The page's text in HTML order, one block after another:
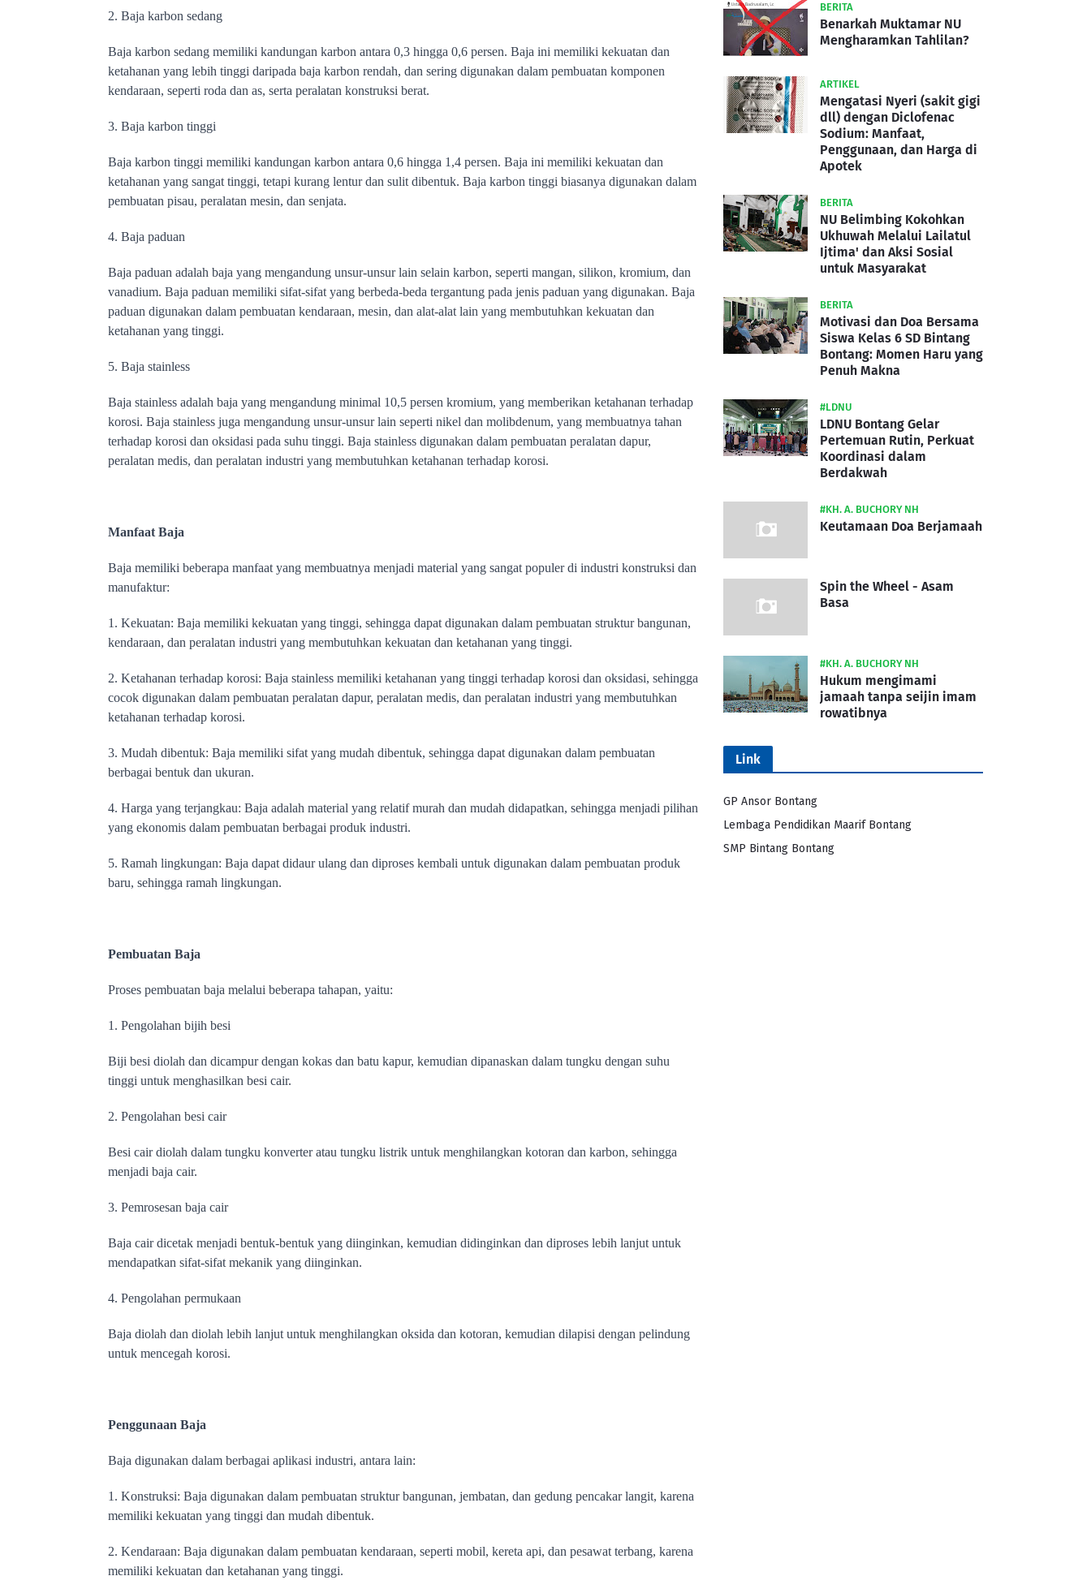
2. Baja karbon sedang
Baja karbon sedang memiliki kandungan karbon antara 0,3 hingga 0,6 persen. Baja ini memiliki kekuatan dan
ketahanan yang lebih tinggi daripada baja karbon rendah, dan sering digunakan dalam pembuatan komponen
kendaraan, seperti roda dan as, serta peralatan konstruksi berat.
3. Baja karbon tinggi
Baja karbon tinggi memiliki kandungan karbon antara 0,6 hingga 1,4 persen. Baja ini memiliki kekuatan dan
ketahanan yang sangat tinggi, tetapi kurang lentur dan sulit dibentuk. Baja karbon tinggi biasanya digunakan dalam
pembuatan pisau, peralatan mesin, dan senjata.
4. Baja paduan
Baja paduan adalah baja yang mengandung unsur-unsur lain selain karbon, seperti mangan, silikon, kromium, dan
vanadium. Baja paduan memiliki sifat-sifat yang berbeda-beda tergantung pada jenis paduan yang digunakan. Baja
paduan digunakan dalam pembuatan kendaraan, mesin, dan alat-alat lain yang membutuhkan kekuatan dan
ketahanan yang tinggi.
5. Baja stainless
Baja stainless adalah baja yang mengandung minimal 10,5 persen kromium, yang memberikan ketahanan terhadap
korosi. Baja stainless juga mengandung unsur-unsur lain seperti nikel dan molibdenum, yang membuatnya tahan
terhadap korosi dan oksidasi pada suhu tinggi. Baja stainless digunakan dalam pembuatan peralatan dapur,
peralatan medis, dan peralatan industri yang membutuhkan ketahanan terhadap korosi.
Manfaat Baja
Baja memiliki beberapa manfaat yang membuatnya menjadi material yang sangat populer di industri konstruksi dan
manufaktur:
1. Kekuatan: Baja memiliki kekuatan yang tinggi, sehingga dapat digunakan dalam pembuatan struktur bangunan,
kendaraan, dan peralatan industri yang membutuhkan kekuatan dan ketahanan yang tinggi.
2. Ketahanan terhadap korosi: Baja stainless memiliki ketahanan yang tinggi terhadap korosi dan oksidasi, sehingga
cocok digunakan dalam pembuatan peralatan dapur, peralatan medis, dan peralatan industri yang membutuhkan
ketahanan terhadap korosi.
3. Mudah dibentuk: Baja memiliki sifat yang mudah dibentuk, sehingga dapat digunakan dalam pembuatan
berbagai bentuk dan ukuran.
4. Harga yang terjangkau: Baja adalah material yang relatif murah dan mudah didapatkan, sehingga menjadi pilihan
yang ekonomis dalam pembuatan berbagai produk industri.
5. Ramah lingkungan: Baja dapat didaur ulang dan diproses kembali untuk digunakan dalam pembuatan produk
baru, sehingga ramah lingkungan.
Pembuatan Baja
Proses pembuatan baja melalui beberapa tahapan, yaitu:
1. Pengolahan bijih besi
Biji besi diolah dan dicampur dengan kokas dan batu kapur, kemudian dipanaskan dalam tungku dengan suhu
tinggi untuk menghasilkan besi cair.
2. Pengolahan besi cair
Besi cair diolah dalam tungku konverter atau tungku listrik untuk menghilangkan kotoran dan karbon, sehingga
menjadi baja cair.
3. Pemrosesan baja cair
Baja cair dicetak menjadi bentuk-bentuk yang diinginkan, kemudian didinginkan dan diproses lebih lanjut untuk
mendapatkan sifat-sifat mekanik yang diinginkan.
4. Pengolahan permukaan
Baja diolah dan diolah lebih lanjut untuk menghilangkan oksida dan kotoran, kemudian dilapisi dengan pelindung
untuk mencegah korosi.
Penggunaan Baja
Baja digunakan dalam berbagai aplikasi industri, antara lain:
1. Konstruksi: Baja digunakan dalam pembuatan struktur bangunan, jembatan, dan gedung pencakar langit, karena
memiliki kekuatan yang tinggi dan mudah dibentuk.
2. Kendaraan: Baja digunakan dalam pembuatan kendaraan, seperti mobil, kereta api, dan pesawat terbang, karena
memiliki kekuatan dan ketahanan yang tinggi.
BERITA
Benarkah Muktamar NU
Mengharamkan Tahlilan?
ARTIKEL
Mengatasi Nyeri (sakit gigi
dll) dengan Diclofenac
Sodium: Manfaat,
Penggunaan, dan Harga di
Apotek
BERITA
NU Belimbing Kokohkan
Ukhuwah Melalui Lailatul
Ijtima' dan Aksi Sosial
untuk Masyarakat
BERITA
Motivasi dan Doa Bersama
Siswa Kelas 6 SD Bintang
Bontang: Momen Haru yang
Penuh Makna
#LDNU
LDNU Bontang Gelar
Pertemuan Rutin, Perkuat
Koordinasi dalam
Berdakwah
#KH. A. BUCHORY NH
Keutamaan Doa Berjamaah
Spin the Wheel - Asam
Basa
#KH. A. BUCHORY NH
Hukum mengimami
jamaah tanpa seijin imam
rowatibnya
Link
GP Ansor Bontang
Lembaga Pendidikan Maarif Bontang
SMP Bintang Bontang